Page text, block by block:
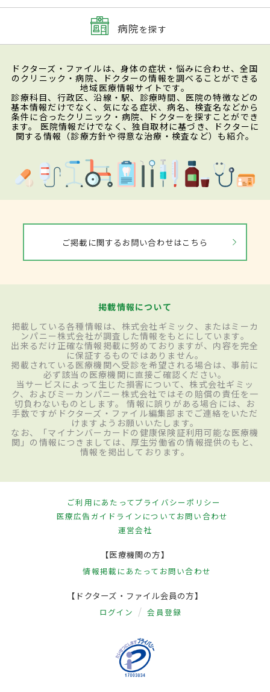
病院を探す
ドクターズ・ファイルは、身体の症状・悩みに合わせ、全国
のクリニック・病院、ドクターの情報を調べることができる
地域医療情報サイトです。
診療科目、行政区、沿線・駅、診療時間、医院の特徴などの
基本情報だけでなく、気になる症状、病名、検査名などから
条件に合ったクリニック・病院、ドクターを探すことができ
ます。 医院情報だけでなく、独自取材に基づき、ドクターに
関する情報（診療方針や得意な治療・検査など）も紹介。
ご掲載に関するお問い合わせはこちら
掲載情報について
掲載している各種情報は、株式会社ギミック、またはミーカ
ンパニー株式会社が調査した情報をもとにしています。
出来るだけ正確な情報掲載に努めておりますが、内容を完全
に保証するものではありません。
掲載されている医療機関へ受診を希望される場合は、事前に
必ず該当の医療機関に直接ご確認ください。
当サービスによって生じた損害について、株式会社ギミッ
ク、およびミーカンパニー株式会社ではその賠償の責任を一
切負わないものとします。 情報に誤りがある場合には、お
手数ですがドクターズ・ファイル編集部までご連絡をいただ
けますようお願いいたします。
なお、「マイナンバーカードの健康保険証利用可能な医療機
関」の情報につきましては、厚生労働省の情報提供のもと、
情報を掲出しております。
ご利用にあたってプライバシーポリシー
医療広告ガイドラインについてお問い合わせ
運営会社
【医療機関の方】
情報掲載にあたって お問い合わせ
【ドクターズ・ファイル会員の方】
ログイン 会員登録